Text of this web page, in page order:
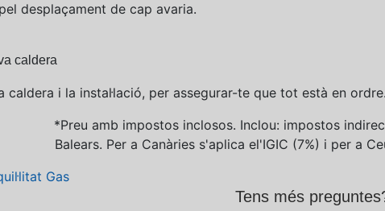
desplaçament de cap avaria.
caldera
caldera i la instal·lació, per assegurar-te que tot està en ordre.
*Preu amb impostos inclosos. Inclou: impostos
Balears. Per a Canàries s'aplica el'IGIC (7%) i per a
Gas
Tens més